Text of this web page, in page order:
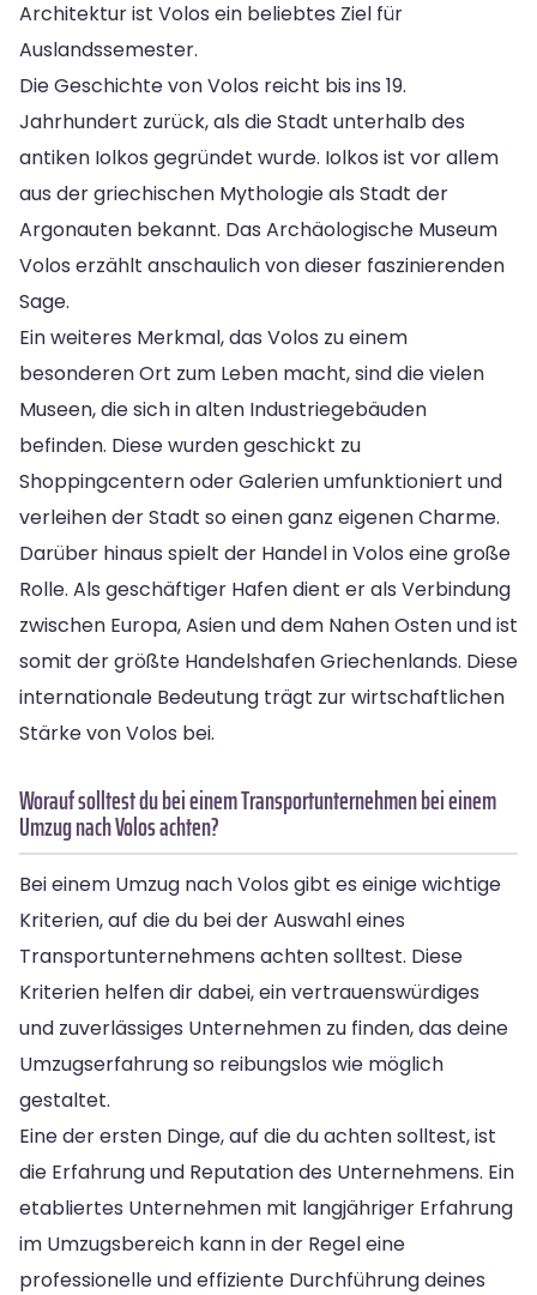
Architektur ist Volos ein beliebtes Ziel für
Auslandssemester.
Die Geschichte von Volos reicht bis ins 19.
Jahrhundert zurück, als die Stadt unterhalb des
antiken Iolkos gegründet wurde. Iolkos ist vor allem
aus der griechischen Mythologie als Stadt der
Argonauten bekannt. Das Archäologische Museum
Volos erzählt anschaulich von dieser faszinierenden
Sage.
Ein weiteres Merkmal, das Volos zu einem
besonderen Ort zum Leben macht, sind die vielen
Museen, die sich in alten Industriegebäuden
befinden. Diese wurden geschickt zu
Shoppingcentern oder Galerien umfunktioniert und
verleihen der Stadt so einen ganz eigenen Charme.
Darüber hinaus spielt der Handel in Volos eine große
Rolle. Als geschäftiger Hafen dient er als Verbindung
zwischen Europa, Asien und dem Nahen Osten und ist
somit der größte Handelshafen Griechenlands. Diese
internationale Bedeutung trägt zur wirtschaftlichen
Stärke von Volos bei.
Worauf solltest du bei einem Transportunternehmen bei einem
Umzug nach Volos achten?
Bei einem Umzug nach Volos gibt es einige wichtige
Kriterien, auf die du bei der Auswahl eines
Transportunternehmens achten solltest. Diese
Kriterien helfen dir dabei, ein vertrauenswürdiges
und zuverlässiges Unternehmen zu finden, das deine
Umzugserfahrung so reibungslos wie möglich
gestaltet.
Eine der ersten Dinge, auf die du achten solltest, ist
die Erfahrung und Reputation des Unternehmens. Ein
etabliertes Unternehmen mit langjähriger Erfahrung
im Umzugsbereich kann in der Regel eine
professionelle und effiziente Durchführung deines